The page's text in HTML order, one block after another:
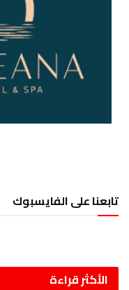
تابعنا على الفايسبوك
الأكثر قراءة